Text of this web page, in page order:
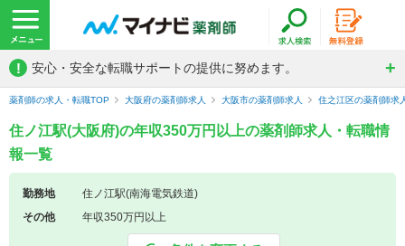
! 安心・安全な転職サポートの提供に努めます。
薬剤師の求人・転職TOP 大阪府の薬剤師求人 大阪市の薬剤師求人 住之江区の薬剤師求
住ノ江駅(大阪府)の年収350万円以上の薬剤師求人・転職情
報一覧
勤務地
住ノ江駅(南海電気鉄道)
その他
年収350万円以上